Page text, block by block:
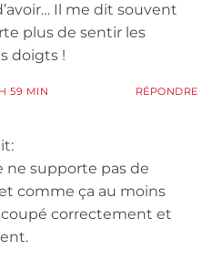
Il me dit souvent
plus de sentir les
doigts !
59 MIN RÉPONDRE
ne supporte pas de
comme ça au moins
correctement et